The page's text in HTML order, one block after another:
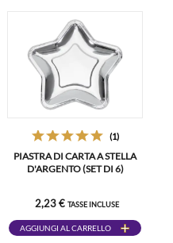
(1)
PIASTRA DI CARTA A STELLA
D'ARGENTO (SET DI 6)
2,23 € TASSE INCLUSE
AGGIUNGI AL CARRELLO